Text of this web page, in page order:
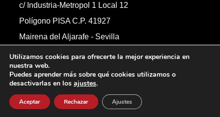
c/ Industria-Metropol 1 Local 12
Polígono PISA C.P. 41927
Mairena del Aljarafe - Sevilla
Formulario de contacto
Todos los derechos reservados.
Utilizamos cookies para ofrecerte la mejor experiencia en
nuestra web.
Puedes aprender más sobre qué cookies utilizamos o
desactivarlas en los ajustes.
Aceptar Rechazar Ajustes